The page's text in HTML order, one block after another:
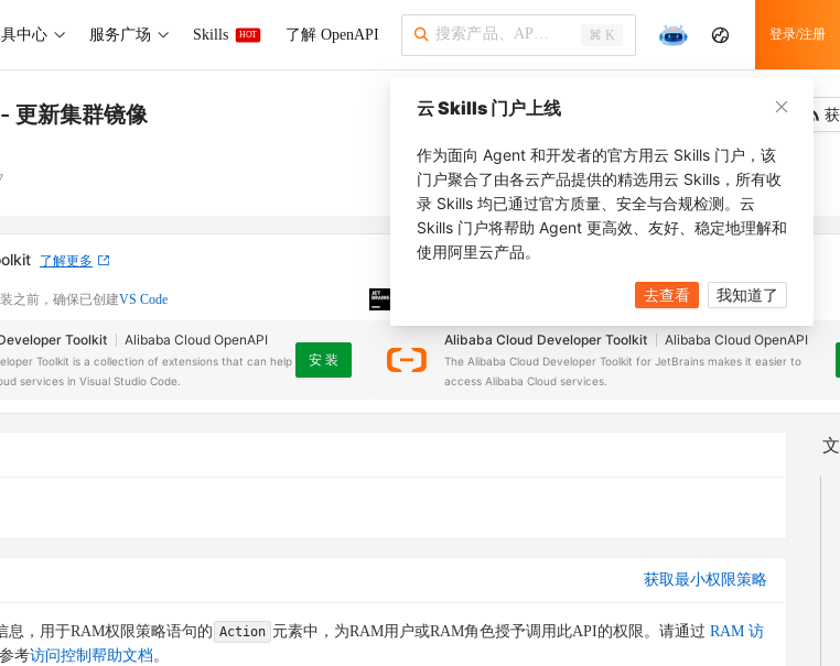
中心 服务广场 Skills HOT 了解 OpenAPI ⌘ K 登录/注册
- 更新集群镜像
了解更多
之前，确保已创建VS Code
Toolkit Alibaba Cloud OpenAPI
Toolkit is a collection of extensions that can help
services in Visual Studio Code.
安 装
安装之前，确保已创建JetBrains IDE
Alibaba Cloud Developer Toolkit Alibaba Cloud OpenAPI
The Alibaba Cloud Developer Toolkit for JetBrains makes it easier to
access Alibaba Cloud services.
获取最小权限策略
息，用于RAM权限策略语句的 Action 元素中，为RAM用户或RAM角色授予调用此API的权限。请通过 RAM 访
考访问控制帮助文档。
云 Skills 门户上线
作为面向 Agent 和开发者的官方用云 Skills 门户，该
门户聚合了由各云产品提供的精选用云 Skills，所有收
录 Skills 均已通过官方质量、安全与合规检测。云
Skills 门户将帮助 Agent 更高效、友好、稳定地理解和
使用阿里云产品。
去查看 我知道了